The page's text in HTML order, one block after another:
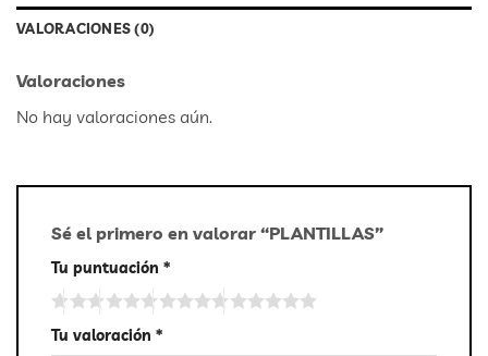
VALORACIONES (0)
Valoraciones
No hay valoraciones aún.
Sé el primero en valorar “PLANTILLAS”
Tu puntuación *
Tu valoración *